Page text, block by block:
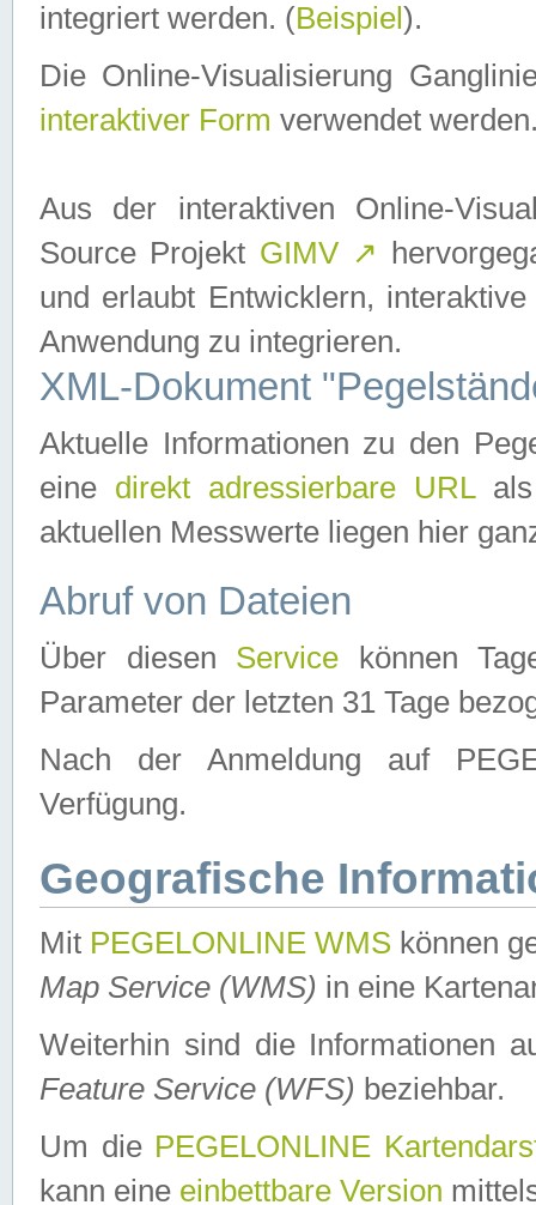
integriert werden. (Beispiel ).
Die Online-Visualisierung
interaktiver Form verwendet
Aus der interaktiven Online-
Source Projekt GIMV ↗
und erlaubt Entwicklern,
Anwendung zu integrieren.
XML-Dokument
Aktuelle Informationen zu den
eine direkt adressierbare URLals
aktuellen Messwerte liegen hier
Abruf von Dateien
Über diesen Service können
Parameter der letzten 31 Tage
Nach der Anmeldung auf
Verfügung.
Geografische
Mit PEGELONLINE WMS können
Map Service (WMS) in eine
Weiterhin sind die Informationen
Feature Service (WFS) beziehbar.
Um die PEGELONLINE
kann eine einbettbare Version